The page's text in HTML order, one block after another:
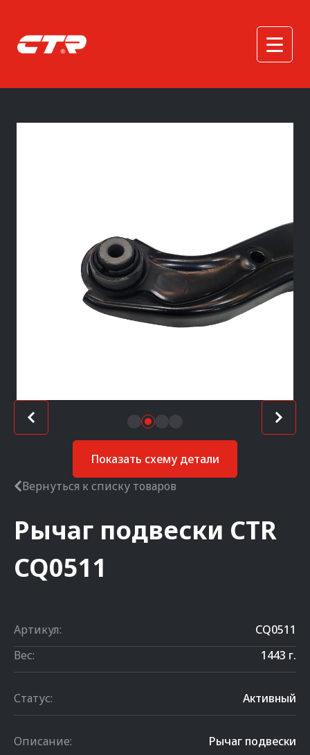
Показать схему детали
Вернуться к списку товаров
Рычаг подвески CTR
CQ0511
Артикул:
CQ0511
Вес:
1443 г.
Статус: Активный
Описание: Рычаг подвески